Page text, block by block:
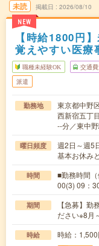
未読
NEW
掲載日 2026/08/10
【時給1800円
覚えやすい医療
職種未経験OK 交通
派遣
勤務地
東京都中野
西新宿五丁
--分／東中
曜日頻度
週2日～週5
基本お休み
時間
■勤務時間
00(3) 09：
期間
【急募】勤
ださい※8月
時給 時給：